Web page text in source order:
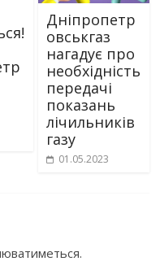
Дніпропетр
овськгаз
нагадує про
необхідність
передачі
показань
лічильників
газу
01.05.2023